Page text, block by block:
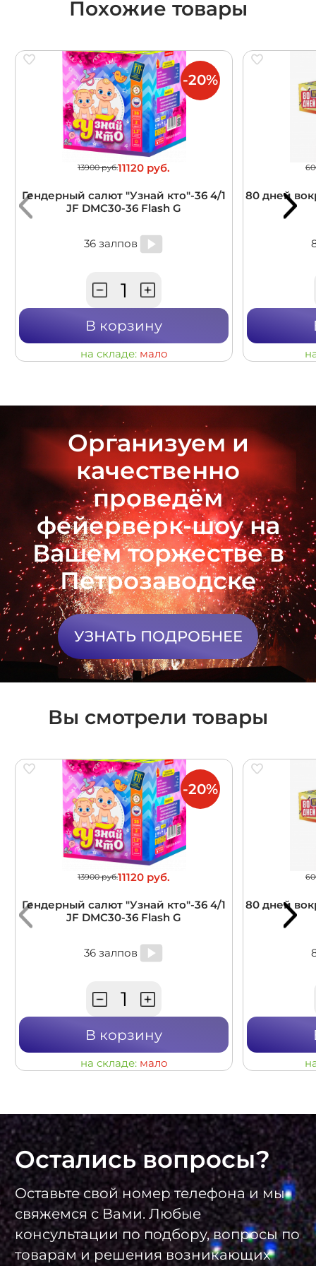
Похожие товары
13900 руб.11120 руб.
Гендерный салют "Узнай кто"-36 4/1
JF DMC30-36 Flash G
36 залпов
В корзину
на складе: мало
-20%
80 дней
Организуем и
качественно
проведём
фейерверк-шоу на
Вашем торжестве в
Петрозаводске
УЗНАТЬ ПОДРОБНЕЕ
Вы смотрели товары
13900 руб.11120 руб.
Гендерный салют "Узнай кто"-36 4/1
JF DMC30-36 Flash G
36 залпов
В корзину
на складе: мало
-20%
80 дней
Остались вопросы?
Оставьте свой номер телефона и мы
свяжемся с Вами. Любые
консультации по подбору, вопросы по
товарам и решения возникающих